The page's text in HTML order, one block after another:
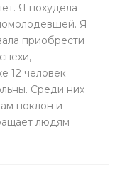
Я похудела
Я
приобрести
12 человек
Среди них
поклон и
людям